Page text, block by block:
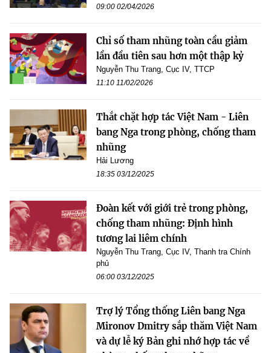
09:00 02/04/2026
Chỉ số tham nhũng toàn cầu giảm
lần đầu tiên sau hơn một thập kỷ
Nguyễn Thu Trang, Cục IV, TTCP
11:10 11/02/2026
Thắt chặt hợp tác Việt Nam - Liên
bang Nga trong phòng, chống tham
nhũng
Hải Lương
18:35 03/12/2025
Đoàn kết với giới trẻ trong phòng,
chống tham nhũng: Định hình
tương lai liêm chính
Nguyễn Thu Trang, Cục IV, Thanh tra Chính
phủ
06:00 03/12/2025
Trợ lý Tổng thống Liên bang Nga
Mironov Dmitry sắp thăm Việt Nam
và dự lễ ký Bản ghi nhớ hợp tác về